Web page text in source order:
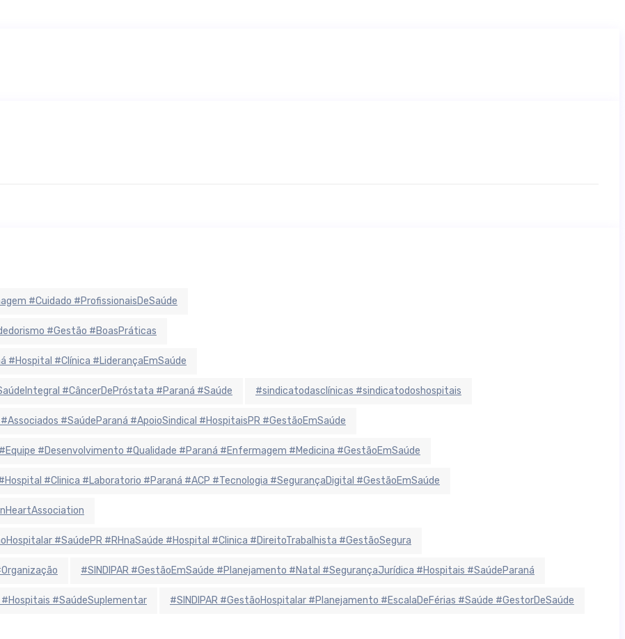
#Cuidado #ProfissionaisDeSaúde
#Gestão #BoasPráticas
#Hospital #Clínica #LiderançaEmSaúde
#CâncerDePróstata #Paraná #Saúde #sindicatodasclínicas #sindicatodoshospitais
#SaúdeParaná #ApoioSindical #HospitaisPR #GestãoEmSaúde
#Desenvolvimento #Qualidade #Paraná #Enfermagem #Medicina #GestãoEmSaúde
#Clinica #Laboratorio #Paraná #ACP #Tecnologia #SegurançaDigital #GestãoEmSaúde
#SaúdePR #RHnaSaúde #Hospital #Clinica #DireitoTrabalhista #GestãoSegura
#SINDIPAR #GestãoEmSaúde #Planejamento #Natal #SegurançaJurídica #Hospitais #SaúdeParaná
#SaúdeSuplementar #SINDIPAR #GestãoHospitalar #Planejamento #EscalaDeFérias #Saúde #GestorDeSaúde